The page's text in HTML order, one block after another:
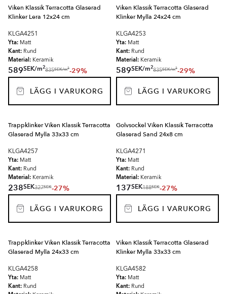
Viken Klassik Terracotta Glaserad
Klinker Lera 12x24 cm
KLGA4251
Yta: Matt
Kant: Rund
Material: Keramik
589SEK/m2
835SEK/m2-29%
LÄGG I VARUKORG
Viken Klassik Terracotta Glaserad
Klinker Mylla 24x24 cm
KLGA4253
Yta: Matt
Kant: Rund
Material: Keramik
589SEK/m2
835SEK/m2-29%
LÄGG I VARUKORG
Trappklinker Viken Klassik Terracotta
Glaserad Mylla 33x33 cm
KLGA4257
Yta: Matt
Kant: Rund
Material: Keramik
238SEK327SEK-27%
LÄGG I VARUKORG
Golvsockel Viken Klassik Terracotta
Glaserad Sand 24x8 cm
KLGA4271
Yta: Matt
Kant: Rund
Material: Keramik
137SEK188SEK-27%
LÄGG I VARUKORG
Trappklinker Viken Klassik Terracotta
Glaserad Mylla 24x33 cm
KLGA4258
Yta: Matt
Kant: Rund
Viken Klassik Terracotta Glaserad
Klinker Mylla 33x33 cm
KLGA4582
Yta: Matt
Kant: Rund